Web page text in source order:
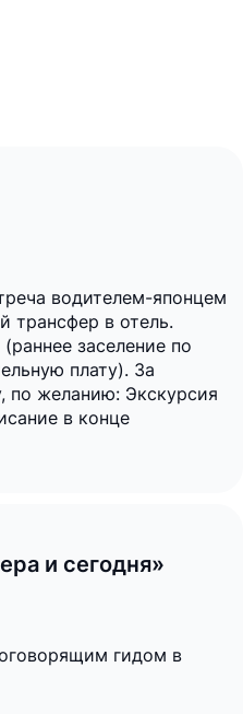
водителем-японцем
трансфер в отель.
заселение по
плату). За
по желанию: Экскурсия
в конце
и сегодня»
гидом в